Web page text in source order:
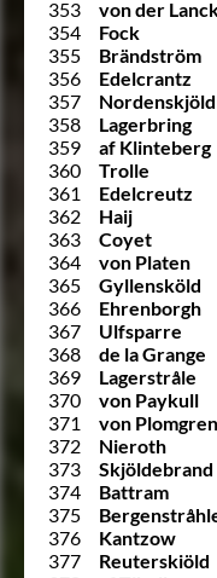
353
von der
354
Fock
355
Brändström
356
Edelcrantz
357
Nordenskjöld
358
Lagerbring
359
af Klinteberg
360
Trolle
361
Edelcreutz
362
Haij
363
Coyet
364
von Platen
365
Gyllensköld
366
Ehrenborgh
367
Ulfsparre
368
de la Grange
369
Lagerstråle
370
von Paykull
371
von Plomgren
372
Nieroth
373
Skjöldebrand
374
Battram
375
376
Kantzow
377
Reuterskiöld